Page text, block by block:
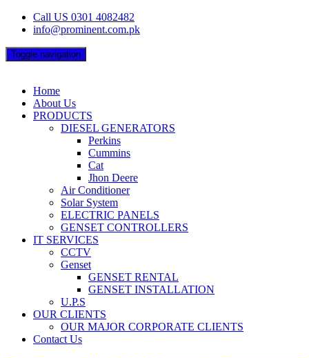
Skip
Call US 0301 4082482
info@prominent.com.pk
Toggle navigation
Home
About Us
PRODUCTS
DIESEL GENERATORS
Perkins
Cummins
Cat
Jhon Deere
Air Conditioner
Solar System
ELECTRIC PANELS
GENSET CONTROLLERS
IT SERVICES
CCTV
Genset
GENSET RENTAL
GENSET INSTALLATION
U.P.S
OUR CLIENTS
OUR MAJOR CORPORATE CLIENTS
Contact Us